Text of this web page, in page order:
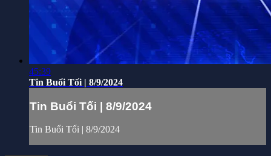
45:39
Tin Buổi Tối | 8/9/2024
Tin Buổi Tối | 8/9/2024
Tin Buổi Tối | 8/9/2024